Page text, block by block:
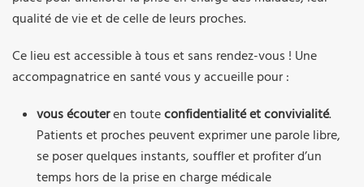
qualité de vie et de celle de leurs proches.
Ce lieu est accessible à tous et sans rendez-vous ! Une
accompagnatrice en santé vous y accueille pour :
vous écouteren touteconfidentialité et convivialité.
Patients et proches peuvent exprimer une parole libre,
se poser quelques instants, souffler et profiter d’un
temps hors de la prise en charge médicale